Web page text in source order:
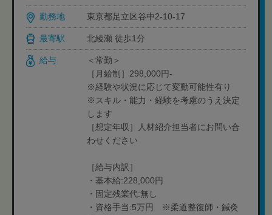
勤務地 東京都足立区谷中2-10-17
最寄駅 北綾瀬 徒歩1分
給与
＜常勤＞
［月給制］298,000円-
※経験や状況に応じて変動可能性有り
※スキル・能力・経験を考慮のうえ決定
します
［想定年収］人材紹介担当者にお問い合
わせください
［給与内訳］
・基本給:228,000円
・固定残業代:無し
・資格手当:5万円 ※柔道整復師・鍼灸